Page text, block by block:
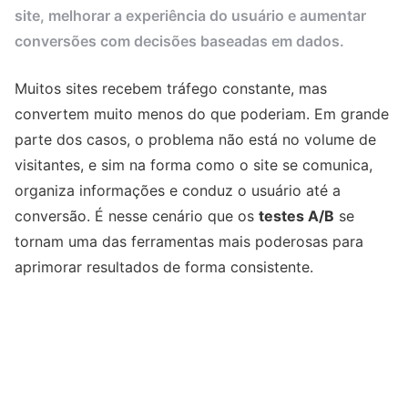
site, melhorar a experiência do usuário e aumentar
conversões com decisões baseadas em dados.
Muitos sites recebem tráfego constante, mas
convertem muito menos do que poderiam. Em grande
parte dos casos, o problema não está no volume de
visitantes, e sim na forma como o site se comunica,
organiza informações e conduz o usuário até a
conversão. É nesse cenário que os testes A/B se
tornam uma das ferramentas mais poderosas para
aprimorar resultados de forma consistente.